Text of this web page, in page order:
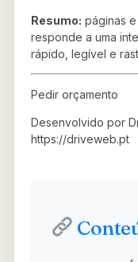
Resumo: páginas
responde a uma
rápido, legível e
Pedir orçamento
Desenvolvido por
https://driveweb.pt